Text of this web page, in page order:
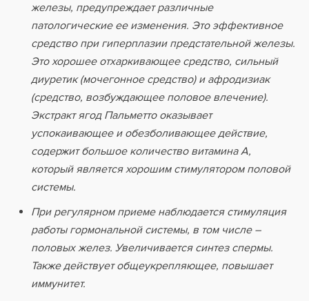
железы, предупреждает различные
патологические ее изменения. Это эффективное
средство при гиперплазии предстательной железы.
Это хорошее отхаркивающее средство, сильный
диуретик (мочегонное средство) и афродизиак
(средство, возбуждающее половое влечение).
Экстракт ягод Пальметто оказывает
успокаивающее и обезболивающее действие,
содержит большое количество витамина А,
который является хорошим стимулятором половой
системы.
При регулярном приеме наблюдается стимуляция
работы гормональной системы, в том числе –
половых желез. Увеличивается синтез спермы.
Также действует общеукрепляющее, повышает
иммунитет.